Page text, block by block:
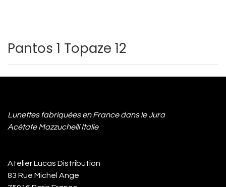
Pantos 1 Topaze 12
Lunettes fabriquées en France dans le Jura
Acétate Mazzuchelli Italie
Atelier Lucas Distribution
83 Rue Michel Ange